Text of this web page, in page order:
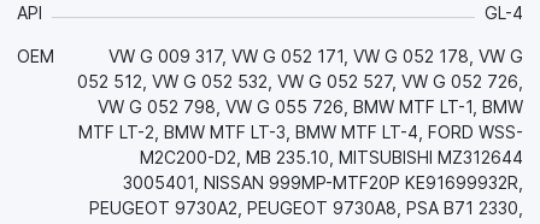
низкотемпературные свойства, которые позволяют легкий
переключение передач при самых низких (до -30 °C)
температурах окружающей среды.;
- Благодаря синтетической основе обладает высокой
термоокислительной стабильностью, что позволяет
увеличить время между заменами масла и снизить затраты
на техническое обслуживание оборудования;
- Защищает металлические детали от коррозии;
API GL-4
OEM
VW G 009 317, VW G 052 171, VW G 052 178, VW G
052 512, VW G 052 532, VW G 052 527, VW G 052 726,
VW G 052 798, VW G 055 726, BMW MTF LT-1, BMW
MTF LT-2, BMW MTF LT-3, BMW MTF LT-4, FORD WSS-
M2C200-D2, MB 235.10, MITSUBISHI MZ312644
3005401, NISSAN 999MP-MTF20P KE91699932R,
PEUGEOT 9730A2, PEUGEOT 9730A8, PSA B71 2330,